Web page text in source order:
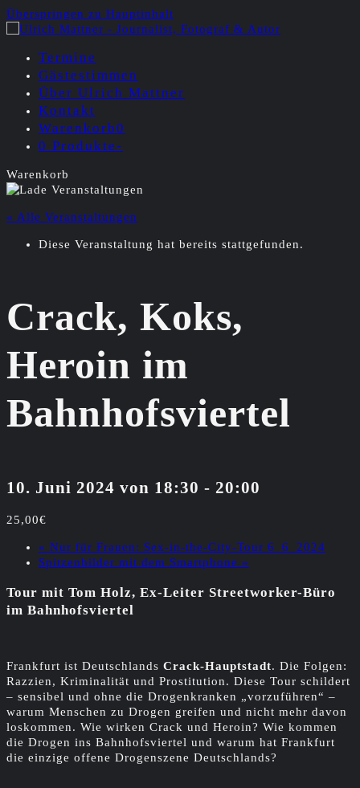
Überspringen zu Hauptinhalt
Termine
Gästestimmen
Über Ulrich Mattner
Kontakt
Warenkorb0
0 Produkte-
Warenkorb
« Alle Veranstaltungen
Diese Veranstaltung hat bereits stattgefunden.
Crack, Koks,
Heroin im
Bahnhofsviertel
10. Juni 2024 von 18:30 - 20:00
25,00€
« Nur für Frauen: Sex-in-the-City-Tour 6_6_2024
Spitzenbilder mit dem Smartphone »
Tour mit Tom Holz, Ex-Leiter Streetworker-Büro
im Bahnhofsviertel
Frankfurt ist Deutschlands Crack-Hauptstadt. Die Folgen:
Razzien, Kriminalität und Prostitution. Diese Tour schildert
– sensibel und ohne die Drogenkranken „vorzuführen“ –
warum Menschen zu Drogen greifen und nicht mehr davon
loskommen. Wie wirken Crack und Heroin? Wie kommen
die Drogen ins Bahnhofsviertel und warum hat Frankfurt
die einzige offene Drogenszene Deutschlands?